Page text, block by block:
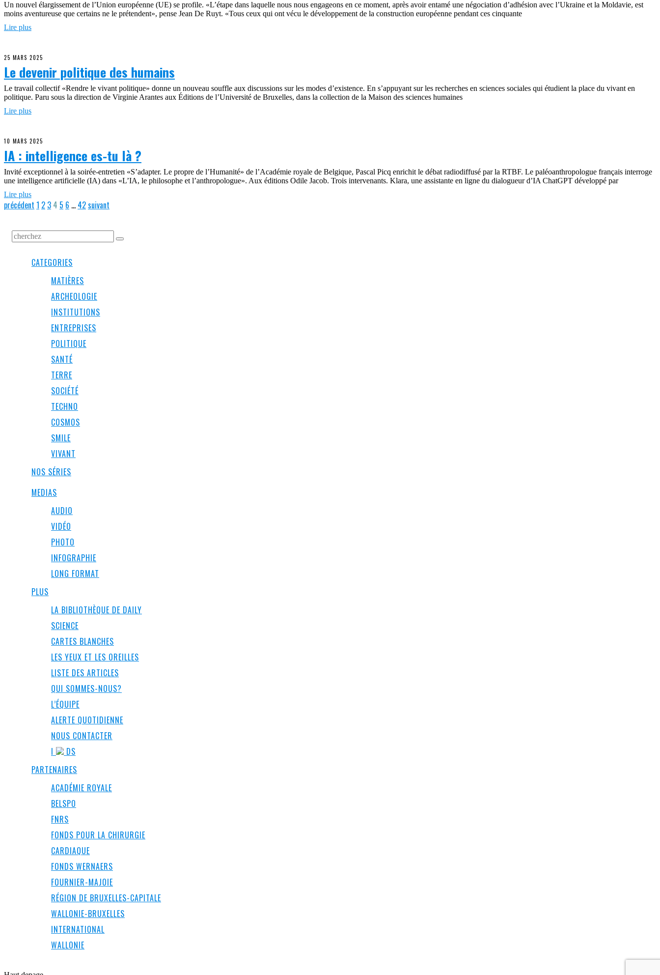
Un nouvel élargissement de l’Union européenne (UE) se profile. «L’étape dans laquelle nous nous engageons en ce moment, après avoir entamé une négociation d’adhésion avec l’Ukraine et la Moldavie, est
moins aventureuse que certains ne le prétendent», pense Jean De Ruyt. «Tous ceux qui ont vécu le développement de la construction européenne pendant ces cinquante
Lire plus
25 MARS 2025
Le devenir politique des humains
Le travail collectif «Rendre le vivant politique» donne un nouveau souffle aux discussions sur les modes d’existence. En s’appuyant sur les recherches en sciences sociales qui étudient la place du vivant en
politique. Paru sous la direction de Virginie Arantes aux Éditions de l’Université de Bruxelles, dans la collection de la Maison des sciences humaines
Lire plus
10 MARS 2025
IA : intelligence es-tu là ?
Invité exceptionnel à la soirée-entretien «S’adapter. Le propre de l’Humanité» de l’Académie royale de Belgique, Pascal Picq enrichit le débat radiodiffusé par la RTBF. Le paléoanthropologue français interroge
une intelligence artificielle (IA) dans «L’IA, le philosophe et l’anthropologue». Aux éditions Odile Jacob. Trois intervenants. Klara, une assistante en ligne du dialogueur d’IA ChatGPT développé par
Lire plus
précédent 1 2 3 4 5 6 … 42suivant
CATEGORIES
MATIÈRES
ARCHEOLOGIE
INSTITUTIONS
ENTREPRISES
POLITIQUE
SANTÉ
TERRE
SOCIÉTÉ
TECHNO
COSMOS
SMILE
VIVANT
NOS SÉRIES
MEDIAS
AUDIO
VIDÉO
PHOTO
INFOGRAPHIE
LONG FORMAT
PLUS
LA BIBLIOTHÈQUE DE DAILY
SCIENCE
CARTES BLANCHES
LES YEUX ET LES OREILLES
LISTE DES ARTICLES
QUI SOMMES-NOUS?
L’ÉQUIPE
ALERTE QUOTIDIENNE
NOUS CONTACTER
I
DS
PARTENAIRES
ACADÉMIE ROYALE
BELSPO
FNRS
FONDS POUR LA CHIRURGIE
CARDIAQUE
FONDS WERNAERS
FOURNIER-MAJOIE
RÉGION DE BRUXELLES-CAPITALE
WALLONIE-BRUXELLES
INTERNATIONAL
WALLONIE